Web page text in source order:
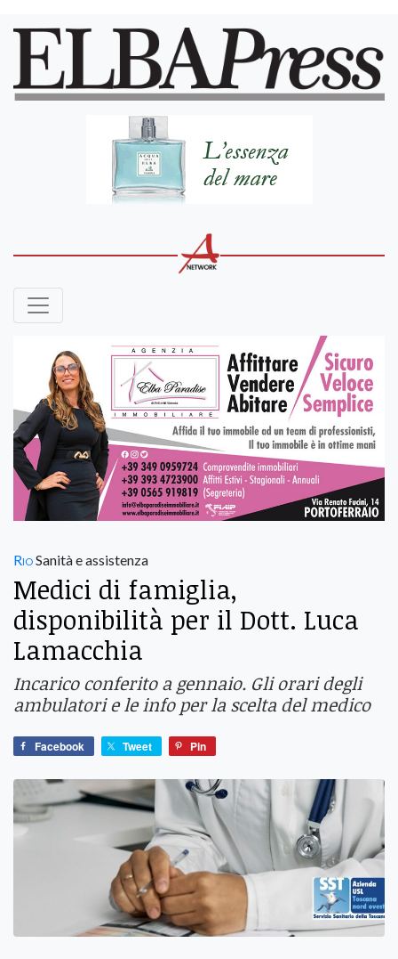
RioSanità e assistenza
Medici di famiglia,
disponibilità per il Dott. Luca
Lamacchia
Incarico conferito a gennaio. Gli orari degli
ambulatori e le info per la scelta del medico
Facebook Tweet Pin